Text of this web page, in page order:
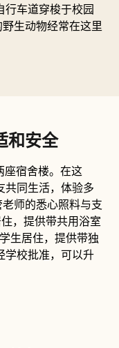
行车道穿梭于校园
生动物经常在这里
和安全
座宿舍楼。在这
共同生活，体验多
师的悉心照料与支
，提供带共用浴室
生居住，提供带独
学校批准，可以升